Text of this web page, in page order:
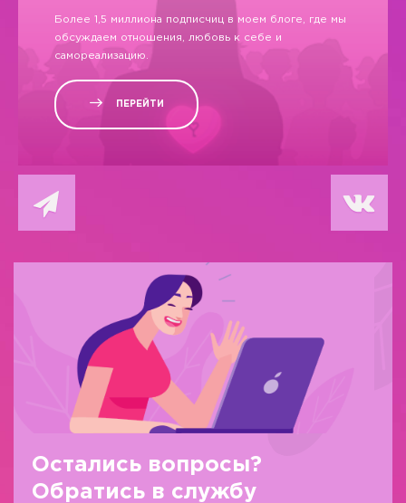
Более 1,5 миллиона подписчиц в моем блоге, где мы
обсуждаем отношения, любовь к себе и
самореализацию.
ПЕРЕЙТИ
Остались вопросы?
Обратись в службу